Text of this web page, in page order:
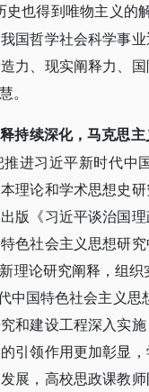
史也得到唯物主义的
国哲学社会科学事
力、现实阐释力、
。
持续深化，马克思主
进习近平新时代
理论和学术思想史
版《习近平谈治国
色社会主义思想研
理论研究阐释，组
中国特色社会主义
和建设工程深入实
引领作用更加彰显
展，高校思政课教